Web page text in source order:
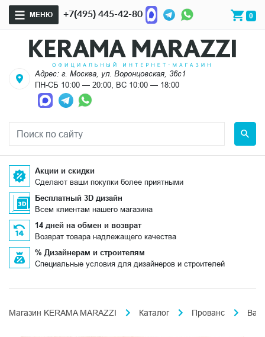
МЕНЮ +7(495) 445-42-80 0
Адрес: г. Москва, ул. Воронцовская, 36с1
ПН-СБ 10:00 — 20:00, ВС 10:00 — 18:00
Акции и скидки
Сделают ваши покупки более приятными
Бесплатный 3D дизайн
Всем клиентам нашего магазина
14 дней на обмен и возврат
Возврат товара надлежащего качества
% Дизайнерам и строителям
Специальные условия для дизайнеров и строителей
Магазин KERAMA MARAZZI Каталог Прованс